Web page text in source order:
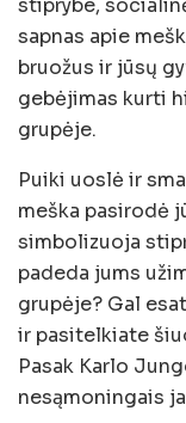
stiprybe,
sapnas apie
bruožus ir jūsų
gebėjimas kurti
grupėje.
Puiki uoslė ir
meška pasirodė
simbolizuoja
padeda jums
grupėje? Gal
ir pasitelkiate
Pasak Karlo
nesąmoningais